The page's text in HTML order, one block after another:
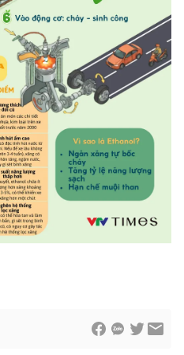
Infographic
Shorts video
VTV Thể thao
Bất động sản
Tấm lòng Việt